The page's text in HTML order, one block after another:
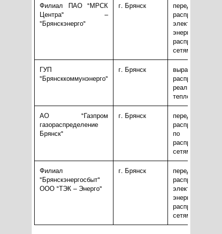
Филиал ПАО "МРСК
Центра" –
"Брянскэнерго"
г. Брянск
распределение
электрической
энергии
сетям
ГУП
"Брянсккоммунэнерго"
г. Брянск
выработка,
реализация
тепловой
АО "Газпром
газораспределение
Брянск"
г. Брянск
распределение
по
сетям
Филиал
"Брянскэнергосбыт"
ООО "ТЭК – Энерго"
г. Брянск
распределение
электрической
энергии
сетям